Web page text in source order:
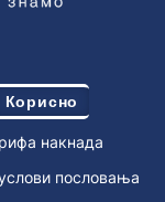
Корисно
накнада
пословања